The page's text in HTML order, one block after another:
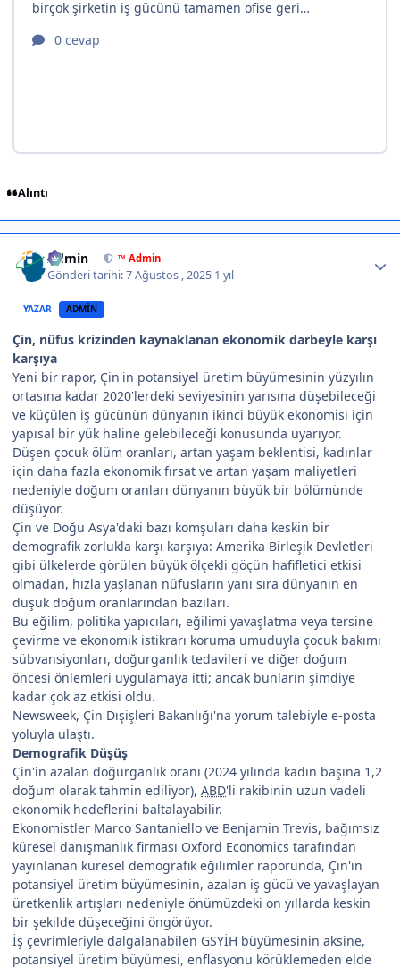
Alıntı
Admin ™ Admin
Gönderi tarihi:7 Ağustos , 2025 1 yıl
YAZAR ADMIN
Çin, nüfus krizinden kaynaklanan ekonomik darbeyle karşı
karşıya
Yeni bir rapor, Çin'in potansiyel üretim büyümesinin yüzyılın
ortasına kadar 2020'lerdeki seviyesinin yarısına düşebileceği
ve küçülen iş gücünün dünyanın ikinci büyük ekonomisi için
yapısal bir yük haline gelebileceği konusunda uyarıyor.
Düşen çocuk ölüm oranları, artan yaşam beklentisi, kadınlar
için daha fazla ekonomik fırsat ve artan yaşam maliyetleri
nedeniyle doğum oranları dünyanın büyük bir bölümünde
düşüyor.
Çin ve Doğu Asya'daki bazı komşuları daha keskin bir
demografik zorlukla karşı karşıya: Amerika Birleşik Devletleri
gibi ülkelerde görülen büyük ölçekli göçün hafifletici etkisi
olmadan, hızla yaşlanan nüfusların yanı sıra dünyanın en
düşük doğum oranlarından bazıları.
Bu eğilim, politika yapıcıları, eğilimi yavaşlatma veya tersine
çevirme ve ekonomik istikrarı koruma umuduyla çocuk bakımı
sübvansiyonları, doğurganlık tedavileri ve diğer doğum
öncesi önlemleri uygulamaya itti; ancak bunların şimdiye
kadar çok az etkisi oldu.
Newsweek, Çin Dışişleri Bakanlığı'na yorum talebiyle e-posta
yoluyla ulaştı.
Demografik Düşüş
Çin'in azalan doğurganlık oranı (2024 yılında kadın başına 1,2
doğum olarak tahmin ediliyor), ABD'li rakibinin uzun vadeli
ekonomik hedeflerini baltalayabilir.
Ekonomistler Marco Santaniello ve Benjamin Trevis, bağımsız
küresel danışmanlık firması Oxford Economics tarafından
yayınlanan küresel demografik eğilimler raporunda, Çin'in
potansiyel üretim büyümesinin, azalan iş gücü ve yavaşlayan
üretkenlik artışları nedeniyle önümüzdeki on yıllarda keskin
bir şekilde düşeceğini öngörüyor.
İş çevrimleriyle dalgalanabilen GSYİH büyümesinin aksine,
potansiyel üretim büyümesi, enflasyonu körüklemeden elde